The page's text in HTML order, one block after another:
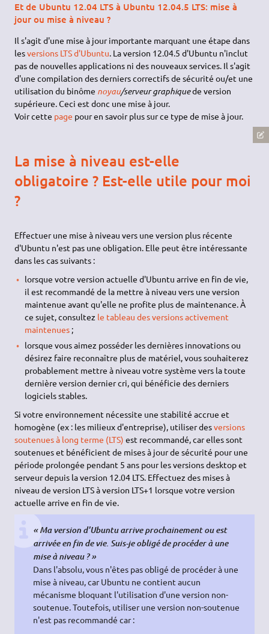
Et de Ubuntu 12.04 LTS à Ubuntu 12.04.5 LTS: mise à
jour ou mise à niveau ?
Il s'agit d'une mise à jour importante marquant une étape dans
lesversions LTS d'Ubuntu. La version 12.04.5 d'Ubuntu n'inclut
pas de nouvelles applications ni des nouveaux services. Il s'agit
d'une compilation des derniers correctifs de sécurité ou/et une
utilisation du binôme noyau/serveur graphiquede version
supérieure. Ceci est donc une mise à jour.
Voir cette page pour en savoir plus sur ce type de mise à jour.
La mise à niveau est-elle
obligatoire ? Est-elle utile pour moi
?
Effectuer une mise à niveau vers une version plus récente
d'Ubuntu n'est pas une obligation. Elle peut être intéressante
dans les cas suivants :
lorsque votre version actuelle d'Ubuntu arrive en fin de vie,
il est recommandé de la mettre à niveau vers une version
maintenue avant qu'elle ne profite plus de maintenance. À
ce sujet, consultez le tableau des versions activement
maintenues;
lorsque vous aimez posséder les dernières innovations ou
désirez faire reconnaître plus de matériel, vous souhaiterez
probablement mettre à niveau votre système vers la toute
dernière version dernier cri, qui bénéficie des derniers
logiciels stables.
Si votre environnement nécessite une stabilité accrue et
homogène (ex : les milieux d'entreprise), utiliser desversions
soutenues à long terme (LTS) est recommandé, car elles sont
soutenues et bénéficient de mises à jour de sécurité pour une
période prolongée pendant 5 ans pour les versions desktop et
serveur depuis la version 12.04 LTS. Effectuez des mises à
niveau de version LTS à version LTS+1 lorsque votre version
actuelle arrive en fin de vie.
« Ma version d'Ubuntu arrive prochainement ou est
arrivée en fin de vie. Suis-je obligé de procéder à une
mise à niveau ? »
Dans l'absolu, vous n'êtes pas obligé de procéder à une
mise à niveau, car Ubuntu ne contient aucun
mécanisme bloquant l'utilisation d'une version non-
soutenue. Toutefois, utiliser une version non-soutenue
n'est pas recommandé car :